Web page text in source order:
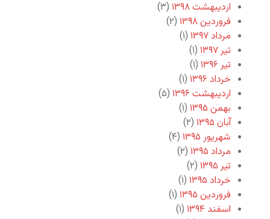
اردیبهشت ۱۳۹۸
(۳)
فروردین ۱۳۹۸
(۲)
مرداد ۱۳۹۷
(۱)
تیر ۱۳۹۷
(۱)
تیر ۱۳۹۶
(۱)
خرداد ۱۳۹۶
(۱)
اردیبهشت ۱۳۹۶
(۵)
بهمن ۱۳۹۵
(۱)
آبان ۱۳۹۵
(۲)
شهریور ۱۳۹۵
(۴)
مرداد ۱۳۹۵
(۲)
تیر ۱۳۹۵
(۲)
خرداد ۱۳۹۵
(۱)
فروردین ۱۳۹۵
(۱)
اسفند ۱۳۹۴
(۱)